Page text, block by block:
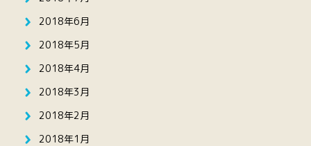
2018年6月
2018年5月
2018年4月
2018年3月
2018年2月
2018年1月